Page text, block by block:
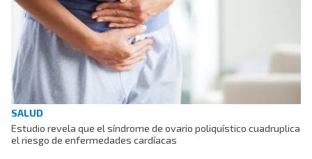
SALUD
Estudio revela que el síndrome de ovario poliquístico cuadruplica
el riesgo de enfermedades cardíacas